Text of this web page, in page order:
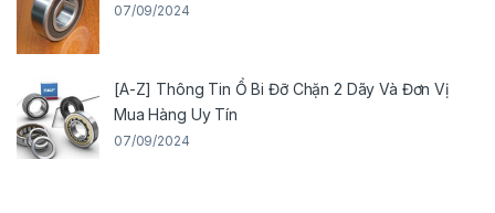
07/09/2024
[A-Z] Thông Tin Ổ Bi Đỡ Chặn 2 Dãy Và Đơn Vị
Mua Hàng Uy Tín
07/09/2024